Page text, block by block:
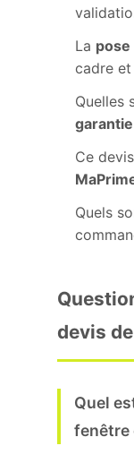
La pose
cadre
Quelles
Ce
Quels
devis
Quel
fenêtre